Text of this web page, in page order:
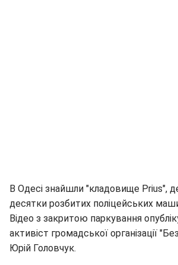
В Одесі знайшли "кладовище Prius",
десятки розбитих поліцейських
Відео з закритою паркування
активіст громадської організації
Юрій Головчук.